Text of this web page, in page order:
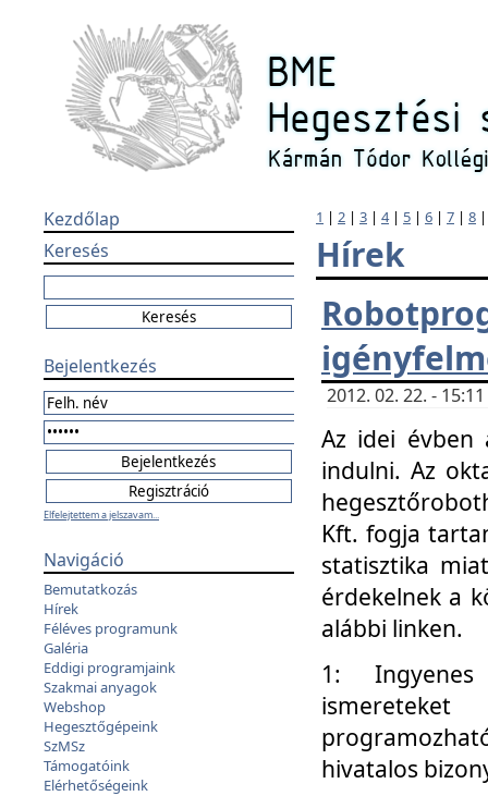
Kezdőlap
Keresés
Bejelentkezés
Elfelejtettem a jelszavam...
Navigáció
Bemutatkozás
Hírek
Féléves programunk
Galéria
Eddigi programjaink
Szakmai anyagok
Webshop
Hegesztőgépeink
SzMSz
Támogatóink
Elérhetőségeink
1 | 2 | 3 | 4| 5 | 6 | 7 | 8
Hírek
2012. 02. 22. -
Az idei évben
indulni. Az
Kft. fogja
statisztika
érdekelnek a
alábbi linken.
1: Ingyenes
hivatalos